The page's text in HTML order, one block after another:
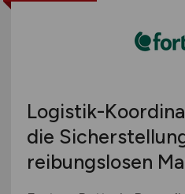
Logistik-
die
reibungslosen